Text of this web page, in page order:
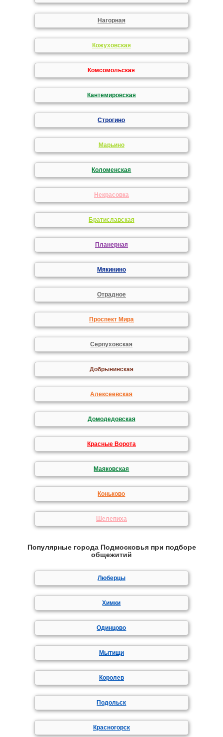
Нагорная
Кожуховская
Комсомольская
Кантемировская
Строгино
Марьино
Коломенская
Некрасовка
Братиславская
Планерная
Мякинино
Отрадное
Проспект Мира
Серпуховская
Добрынинская
Алексеевская
Домодедовская
Красные Ворота
Маяковская
Коньково
Шелепиха
Популярные города Подмосковья при подборе
общежитий
Люберцы
Химки
Одинцово
Мытищи
Королев
Подольск
Красногорск